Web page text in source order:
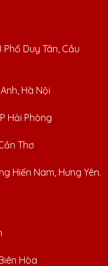
Duy Tân, Cầu
Hà Nội
Hải Phòng
Thơ
Hiến Nam, Hưng Yên.
Hòa